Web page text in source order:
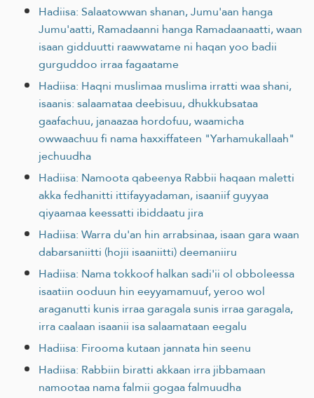
Hadiisa: Salaatowwan shanan, Jumu'aan hanga
Jumu'aatti, Ramadaanni hanga Ramadaanaatti, waan
isaan gidduutti raawwatame ni haqan yoo badii
gurguddoo irraa fagaatame
Hadiisa: Haqni muslimaa muslima irratti waa shani,
isaanis: salaamataa deebisuu, dhukkubsataa
gaafachuu, janaazaa hordofuu, waamicha
owwaachuu fi nama haxxiffateen "Yarhamukallaah"
jechuudha
Hadiisa: Namoota qabeenya Rabbii haqaan maletti
akka fedhanitti ittifayyadaman, isaaniif guyyaa
qiyaamaa keessatti ibiddaatu jira
Hadiisa: Warra du'an hin arrabsinaa, isaan gara waan
dabarsaniitti (hojii isaaniitti) deemaniiru
Hadiisa: Nama tokkoof halkan sadi'ii ol obboleessa
isaatiin ooduun hin eeyyamamuuf, yeroo wol
araganutti kunis irraa garagala sunis irraa garagala,
irra caalaan isaanii isa salaamataan eegalu
Hadiisa: Firooma kutaan jannata hin seenu
Hadiisa: Rabbiin biratti akkaan irra jibbamaan
namootaa nama falmii gogaa falmuudha